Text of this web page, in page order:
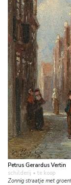
Petrus Gerardus Vertin
schilderij • te koop
Zonnig straatje met